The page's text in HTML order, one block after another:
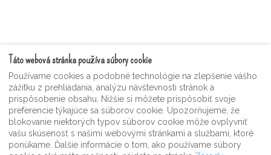
Podmienky služby
Hosťovská videogaléria Moonshine
Zásady ochrany osobných údajov
Moonshine Inn Suvenier & Darčekový obchod
Táto webová stránka používa súbory cookie
Používame cookies a podobné technológie na zlepšenie vášho
zážitku z prehliadania, analýzu návštevnosti stránok a
prispôsobenie obsahu. Nižšie si môžete prispôsobiť svoje
preferencie týkajúce sa súborov cookie. Upozorňujeme, že
blokovanie niektorých typov súborov cookie môže ovplyvniť
vašu skúsenosť s našimi webovými stránkami a službami, ktoré
ponúkame. Ďalšie informácie o tom, ako používame súbory